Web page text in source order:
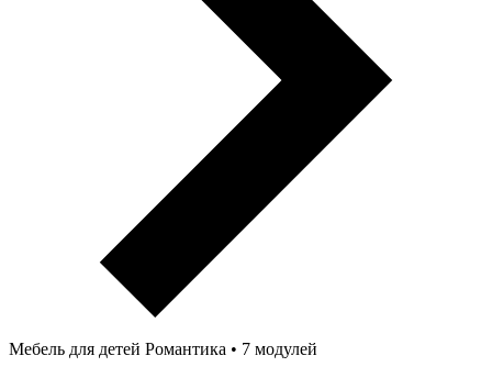
Мебель для детей Романтика • 7 модулей